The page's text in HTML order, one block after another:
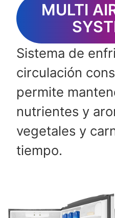
MULTI
Sistema de
circulación
permite
nutrientes y
vegetales y
tiempo.